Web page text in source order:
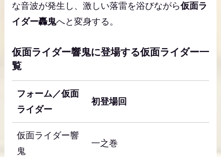
な音波が発生し、激しい落雷を浴びながら仮面ラ
イダー轟鬼へと変身する。
仮面ライダー響鬼に登場する仮面ライダー一
覧
フォーム／仮面
ライダー
初登場回
仮面ライダー響
鬼
一之巻